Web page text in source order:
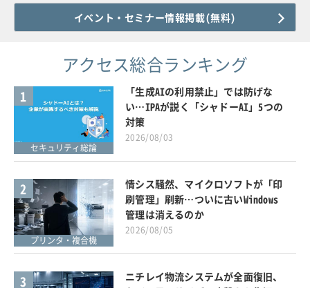
イベント・セミナー情報掲載(無料)
アクセス総合ランキング
1
セキュリティ総論
「生成AIの利用禁止」では防げな
い…IPAが説く「シャドーAI」5つの
対策
2026/08/03
2
プリンタ・複合機
情シス騒然、マイクロソフトが「印
刷管理」刷新…ついに古いWindows
管理は消えるのか
2026/08/05
3
ニチレイ物流システムが全面復旧、